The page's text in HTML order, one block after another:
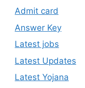
Admit card
Answer Key
Latest jobs
Latest Updates
Latest Yojana